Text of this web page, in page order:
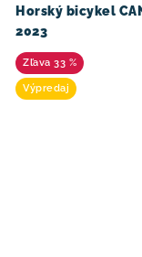
Horský bicykel
2023
33 %
Výpredaj